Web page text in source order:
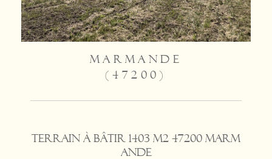
MARMANDE
(47200)
Terrain à bâtir 1403 m2 47200 Marm
ande